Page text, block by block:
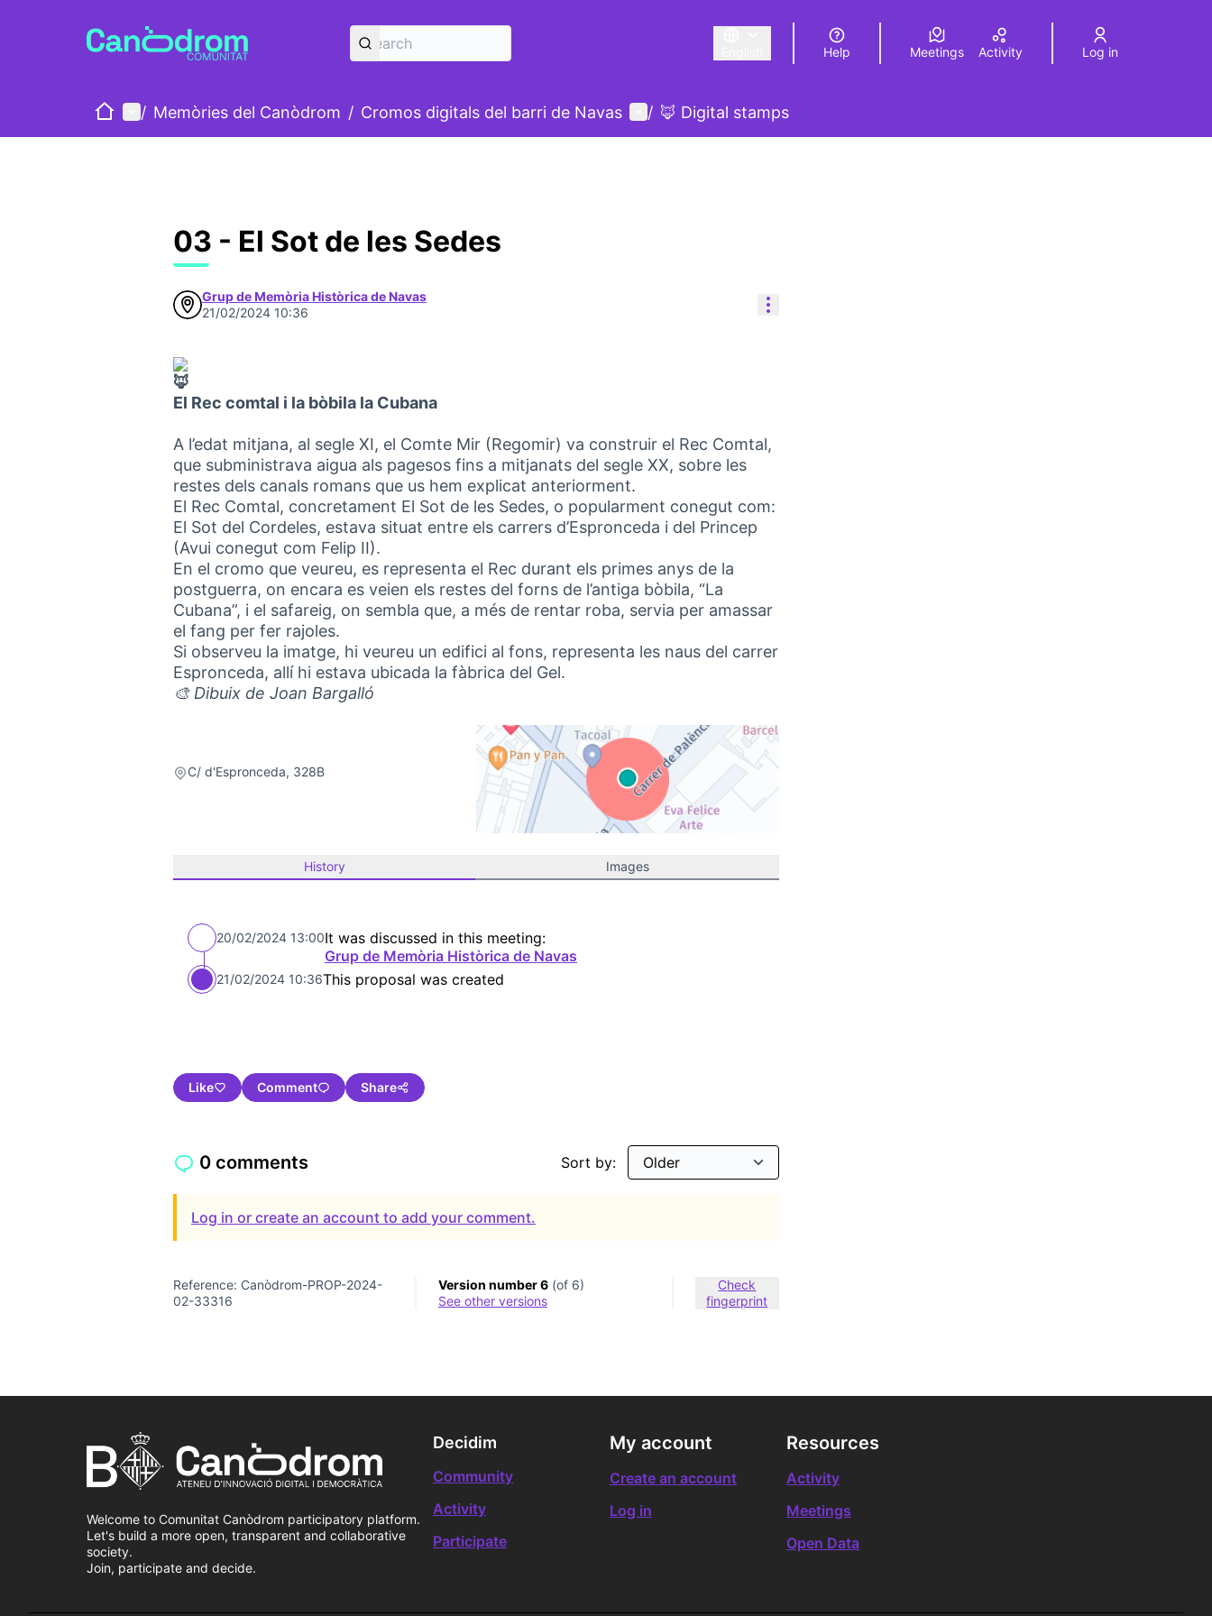
Triar la llengua Elegir el idiomaChoose language
Help Meetings Activity Log in
HomeMain menu
/ Memòries del Canòdrom / Cromos digitals del barri de Navas User menu
/ 🦊 Digital stamps
03 - El Sot de les Sedes
Grup de Memòria Històrica de Navas
21/02/2024 10:36
Resource controls
El Rec comtal i la bòbila la Cubana
A l’edat mitjana, al segle XI, el Comte Mir (Regomir) va construir el Rec Comtal,
que subministrava aigua als pagesos fins a mitjanats del segle XX, sobre les
restes dels canals romans que us hem explicat anteriorment.
El Rec Comtal, concretament El Sot de les Sedes, o popularment conegut com:
El Sot del Cordeles, estava situat entre els carrers d’Espronceda i del Princep
(Avui conegut com Felip II).
En el cromo que veureu, es representa el Rec durant els primes anys de la
postguerra, on encara es veien els restes del forns de l’antiga bòbila, “La
Cubana”, i el safareig, on sembla que, a més de rentar roba, servia per amassar
el fang per fer rajoles.
Si observeu la imatge, hi veureu un edifici al fons, representa les naus del carrer
Espronceda, allí hi estava ubicada la fàbrica del Gel.
🎨 Dibuix de Joan Bargalló
C/ d'Espronceda, 328B
History Images
20/02/2024 13:00It was discussed in this meeting:
Grup de Memòria Històrica de Navas
21/02/2024 10:36This proposal was created
Like Comment Share
0 comments Sort by:
Log in or create an account to add your comment.
Reference: Canòdrom-PROP-2024-
02-33316
Version number 6(of 6)
see other versions
Check
fingerprint
Welcome to Comunitat Canòdrom participatory platform.
Let's build a more open, transparent and collaborative
society.
Join, participate and decide.
Decidim
Community
Activity
Participate
My account
Create an account
Log in
Resources
Activity
Meetings
Open Data